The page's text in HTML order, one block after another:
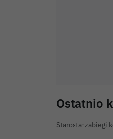
Ostatnio
Starosta-zabiegi